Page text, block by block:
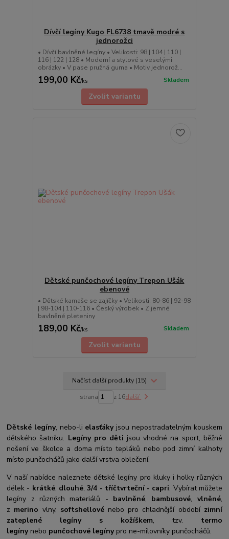
Dívčí legíny Kugo FL6738 tmavě modré s
jednorožci
• Dívčí bavlněné legíny • Velikosti: 98 | 104 | 110 |
116 | 122 | 128 • Moderní a stylové s veselými
obrázky • V pase pružná guma • Motiv jednorož...
199,00 Kč/ks Skladem
Zvolit variantu
Dětské punčochové legíny Trepon Ušák
ebenové
• Dětské kamaše se zajíčky • Velikosti: 80-86 | 92-98
| 98-104 | 110-116 • Český výrobek • Z jemné
bavlněné pleteniny
189,00 Kč/ks Skladem
Zvolit variantu
Načíst další produkty (15)
strana z 16další
Dětské legíny, nebo-li elasťákyjsou nepostradatelným kouskem
dětského šatníku. Legíny pro děti jsou vhodné na sport, běžné
nošení ve školce a doma místo tepláků nebo pod zimní kalhoty
místo punčocháčů jako další vrstva oblečení.
V naší nabídce naleznete dětské legíny pro kluky i holky různých
délek - krátké, dlouhé,3/4 - tříčtvrteční - capri. Vybírat můžete
legíny z různých materiálů - bavlněné, bambusové, vlněné,
z merino vlny, softshellovénebo pro chladnější období zimní
zateplené legíny s kožíškem, tzv. termo
legínynebo punčochové legínypro ne-milovníky punčocháčů.